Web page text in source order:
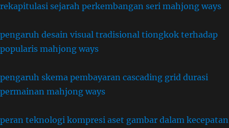
rekapitulasi sejarah perkembangan seri mahjong ways
pengaruh desain visual tradisional tiongkok terhadap
popularis mahjong ways
pengaruh skema pembayaran cascading grid durasi
permainan mahjong ways
peran teknologi kompresi aset gambar dalam kecepatan